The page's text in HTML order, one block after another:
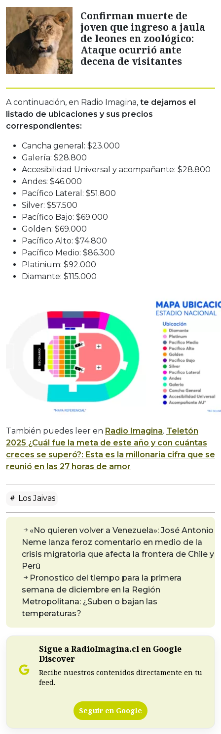
Confirman muerte de
joven que ingreso a jaula
de leones en zoológico:
Ataque ocurrió ante
decena de visitantes
A continuación, en Radio Imagina, te dejamos el
listado de ubicaciones y sus precios
correspondientes:
Cancha general: $23.000
Galería: $28.800
Accesibilidad Universal y acompañante: $28.800
Andes: $46.000
Pacífico Lateral: $51.800
Silver: $57.500
Pacífico Bajo: $69.000
Golden: $69.000
Pacífico Alto: $74.800
Pacífico Medio: $86.300
Platinium: $92.000
Diamante: $115.000
También puedes leer en Radio Imagina. Teletón
2025 ¿Cuál fue la meta de este año y con cuántas
creces se superó?: Esta es la millonaria cifra que se
reunió en las 27 horas de amor
Los Jaivas
«No quieren volver a Venezuela»: José Antonio
Neme lanza feroz comentario en medio de la
crisis migratoria que afecta la frontera de Chile y
Perú
Pronostico del tiempo para la primera
semana de diciembre en la Región
Metropolitana: ¿Suben o bajan las
temperaturas?
Sigue a RadioImagina.cl en Google
Discover
Recibe nuestros contenidos directamente en tu
feed.
Seguir en Google